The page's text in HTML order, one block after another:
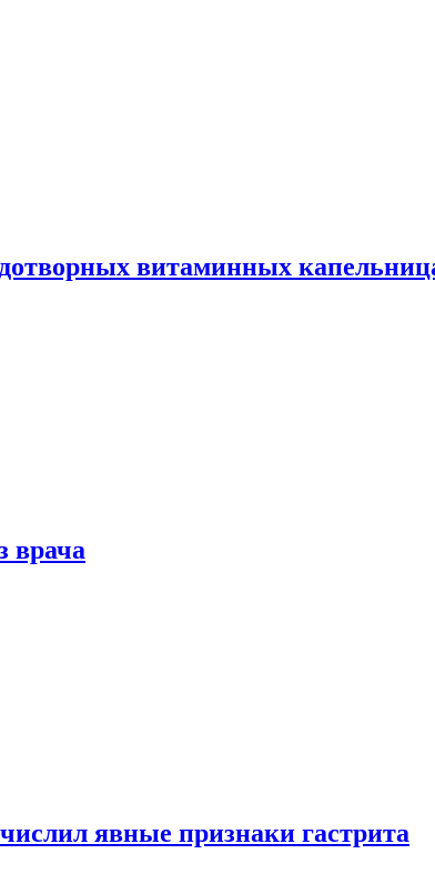
витаминных
врача
явные признаки гастрита